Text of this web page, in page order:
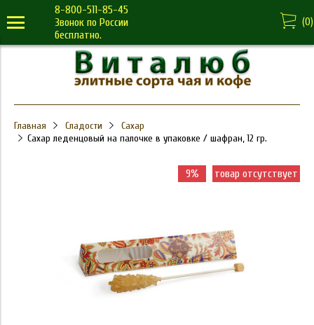
8-800-511-85-45
Звонок по России
бесплатно.
(0)
Главная Сладости
Сахар
Сахар леденцовый на палочке в упаковке / шафран, 12 гр.
9% товар отсутствует